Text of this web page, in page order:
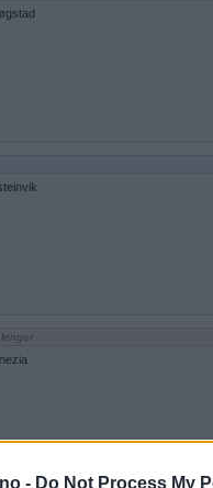
- Do Not Process My